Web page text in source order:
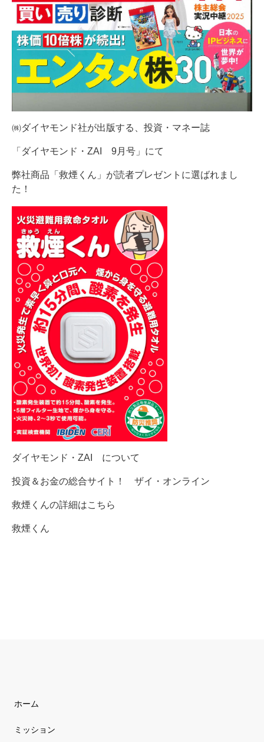
㈱ダイヤモンド社が出版する、投資・マネー誌
「ダイヤモンド・ZAI 9月号」にて
弊社商品「救煙くん」が読者プレゼントに選ばれまし
た！
ダイヤモンド・ZAI について
投資＆お金の総合サイト！ ザイ・オンライン
救煙くんの詳細はこちら
救煙くん
ホーム
ミッション